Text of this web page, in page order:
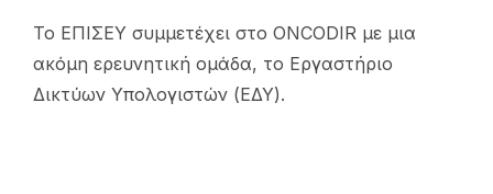
Το ΕΠΙΣΕΥ συμμετέχει στο ONCODIR με μια
ακόμη ερευνητική ομάδα, το Εργαστήριο
Δικτύων Υπολογιστών (ΕΔΥ).